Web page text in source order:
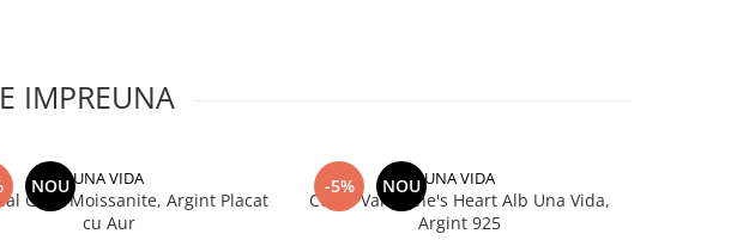
IMPREUNA
NOUUNA VIDA
Glow Moissanite, Argint Placat
cu Aur
-5% NOUUNA VIDA
Colier Valentine's Heart Alb Una Vida,
Argint 925